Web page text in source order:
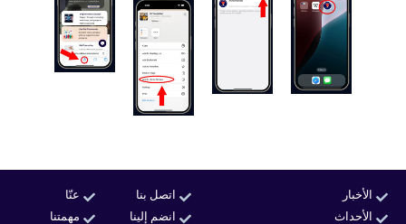
عنّا
مهمتنا
اتصل بنا
انضم إلينا
الأخبار
الأحداث